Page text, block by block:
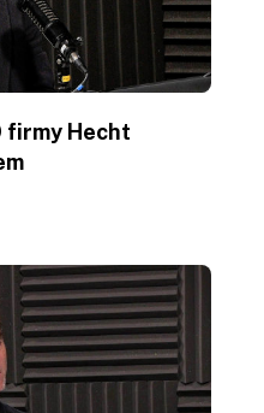
firmy Hecht